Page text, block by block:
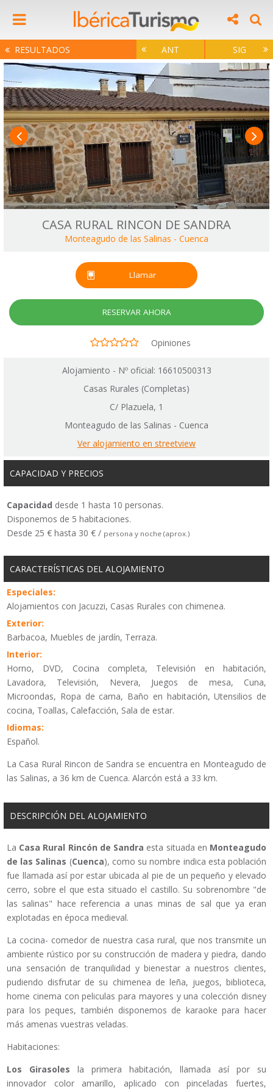
RESULTADOS ANT SIG
CASA RURAL RINCON DE SANDRA
Monteagudo de las Salinas - Cuenca
Llamar
RESERVAR AHORA
Opiniones
Alojamiento - Nº oficial: 16610500313
Casas Rurales (Completas)
C/ Plazuela, 1
Monteagudo de las Salinas - Cuenca
Ver alojamiento en streetview
CAPACIDAD Y PRECIOS
Capacidad desde 1 hasta 10 personas.
Disponemos de 5 habitaciones.
Desde 25 € hasta 30 € / persona y noche (aprox.)
CARACTERÍSTICAS DEL ALOJAMIENTO
Especiales:
Alojamientos con Jacuzzi, Casas Rurales con chimenea.
Exterior:
Barbacoa, Muebles de jardín, Terraza.
Interior:
Horno, DVD, Cocina completa, Televisión en habitación,
Lavadora, Televisión, Nevera, Juegos de mesa, Cuna,
Microondas, Ropa de cama, Baño en habitación, Utensilios de
cocina, Toallas, Calefacción, Sala de estar.
Idiomas:
Español.
La Casa Rural Rincon de Sandra se encuentra en Monteagudo de
las Salinas, a 36 km de Cuenca. Alarcón está a 33 km.
DESCRIPCIÓN DEL ALOJAMIENTO
La Casa Rural Rincón de Sandra esta situada en Monteagudo
de las Salinas (Cuenca), como su nombre indica esta población
fue llamada así por estar ubicada al pie de un pequeño y elevado
cerro, sobre el que esta situado el castillo. Su sobrenombre "de
las salinas" hace referencia a unas minas de sal que ya eran
explotadas en época medieval.
La cocina- comedor de nuestra casa rural, que nos transmite un
ambiente rústico por su construcción de madera y piedra, dando
una sensación de tranquilidad y bienestar a nuestros clientes,
pudiendo disfrutar de su chimenea de leña, juegos, biblioteca,
home cinema con peliculas para mayores y una colección disney
para los peques, también disponemos de karaoke para hacer
más amenas vuestras veladas.
Habitaciones:
Los Girasoles la primera habitación, llamada así por su
innovador color amarillo, aplicado con pinceladas fuertes,